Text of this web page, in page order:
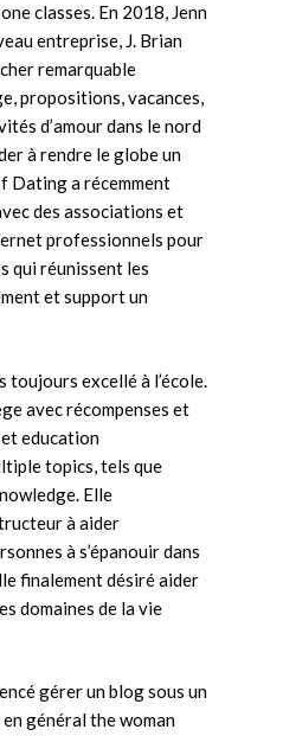
classes. En 2018, Jenn
entreprise, J. Brian
remarquable
propositions, vacances,
d’amour dans le nord
à rendre le globe un
Dating a récemment
des associations et
professionnels pour
qui réunissent les
et support un
toujours excellé à l’école.
avec récompenses et
education
topics, tels que
Elle
à aider
à s’épanouir dans
finalement désiré aider
domaines de la vie
gérer un blog sous un
général the woman